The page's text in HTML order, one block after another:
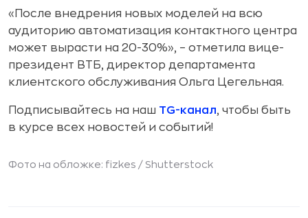
«После внедрения новых моделей на всю
аудиторию автоматизация контактного центра
может вырасти на 20-30%», – отметила вице-
президент ВТБ, директор департамента
клиентского обслуживания Ольга Цегельная.
Подписывайтесь на наш TG-канал, чтобы быть
в курсе всех новостей и событий!
Фото на обложке: fizkes / Shutterstock